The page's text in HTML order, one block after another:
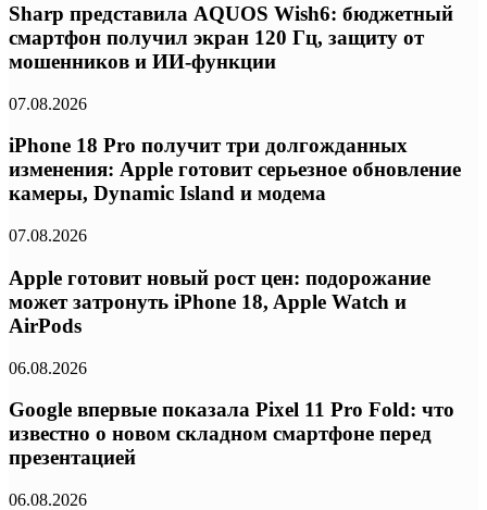
Sharp представила AQUOS Wish6: бюджетный
смартфон получил экран 120 Гц, защиту от
мошенников и ИИ-функции
07.08.2026
iPhone 18 Pro получит три долгожданных
изменения: Apple готовит серьезное обновление
камеры, Dynamic Island и модема
07.08.2026
Apple готовит новый рост цен: подорожание
может затронуть iPhone 18, Apple Watch и
AirPods
06.08.2026
Google впервые показала Pixel 11 Pro Fold: что
известно о новом складном смартфоне перед
презентацией
06.08.2026